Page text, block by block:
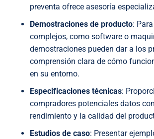
preventa ofrece asesoría
Demostraciones de producto:
complejos, como software o
demostraciones pueden dar a los
comprensión clara de cómo
en su entorno.
Especificaciones técnicas:
compradores potenciales datos
rendimiento y la calidad del
Estudios de caso: Presentar